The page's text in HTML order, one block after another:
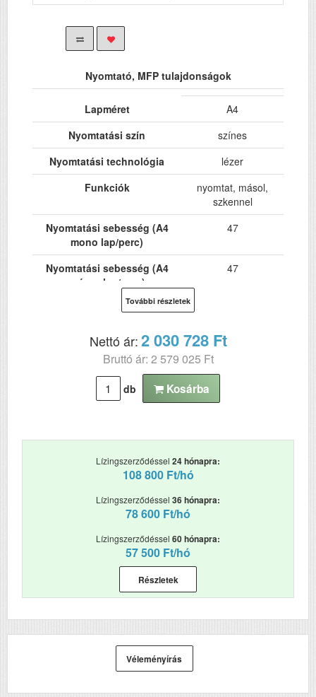
Nyomtató, MFP tulajdonságok
Lapméret
A4
Nyomtatási szín
színes
Nyomtatási technológia
lézer
Funkciók
nyomtat, másol,
szkennel
Nyomtatási sebesség (A4
mono lap/perc)
47
Nyomtatási sebesség (A4
színes lap/perc)
47
Hálózat
Wi-Fi
Nem
USB
Kétoldalas, duplex
nyomtatás
lapolvasó)
DADF (automatikus
kétoldalas lapolvasás)
RAM (MB)
Papírkapacitás
Felbontás (dpi)
Papírsúly g/m2
Szkennelés
További részletek
Nettó ár:2 030 728 Ft
Bruttó ár: 2 579 025 Ft
db Kosárba
Lízingszerződéssel 24 hónapra:
108 800 Ft/hó
Lízingszerződéssel 36 hónapra:
78 600 Ft/hó
Lízingszerződéssel 60 hónapra:
57 500 Ft/hó
Részletek
Véleményírás